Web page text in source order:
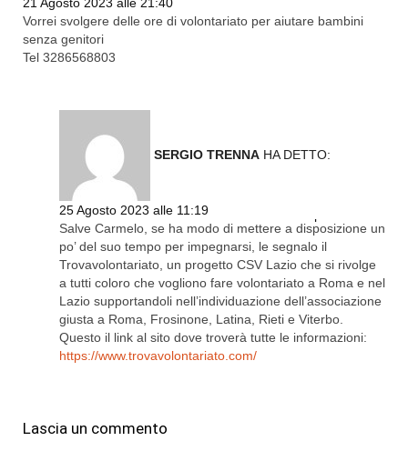
Vorrei svolgere delle ore di volontariato per aiutare bambini
senza genitori
Tel 3286568803
SERGIO TRENNA HA DETTO:
25 Agosto 2023 alle 11:19
Salve Carmelo, se ha modo di mettere a disposizione un
po’ del suo tempo per impegnarsi, le segnalo il
Trovavolontariato, un progetto CSV Lazio che si rivolge
a tutti coloro che vogliono fare volontariato a Roma e nel
Lazio supportandoli nell’individuazione dell’associazione
giusta a Roma, Frosinone, Latina, Rieti e Viterbo.
Questo il link al sito dove troverà tutte le informazioni:
https://www.trovavolontariato.com/
Lascia un commento